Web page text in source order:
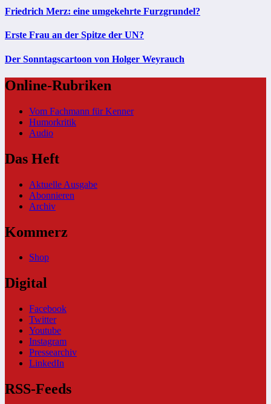
Friedrich Merz: eine umgekehrte Furzgrundel?
Erste Frau an der Spitze der UN?
Der Sonntagscartoon von Holger Weyrauch
Online-Rubriken
Vom Fachmann für Kenner
Humorkritik
Audio
Das Heft
Aktuelle Ausgabe
Abonnieren
Archiv
Kommerz
Shop
Digital
Facebook
Twitter
Youtube
Instagram
Pressearchiv
LinkedIn
RSS-Feeds